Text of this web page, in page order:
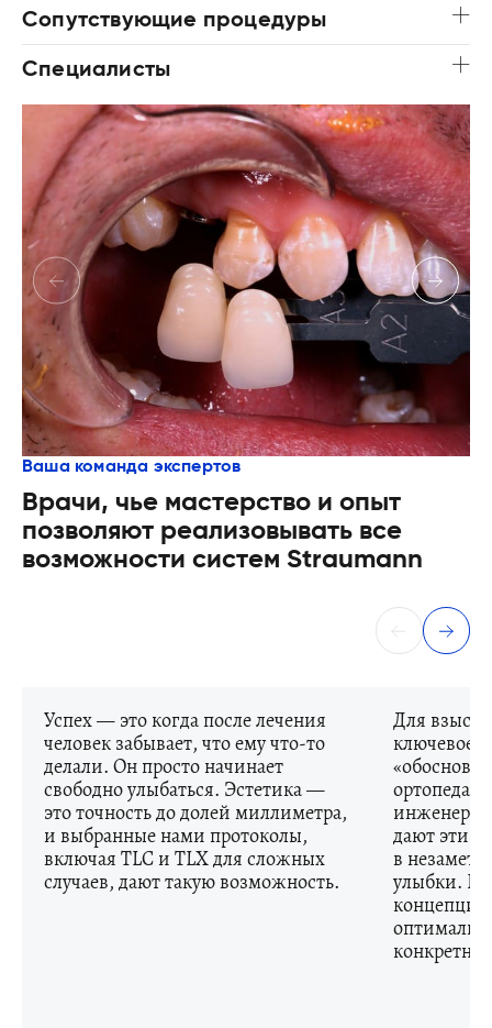
Сопутствующие процедуры
Специалисты
Ваша команда экспертов
Врачи, чье мастерство и опыт
позволяют реализовывать все
возможности систем Straumann
Успех — это когда после лечения
человек забывает, что ему что-то
делали. Он просто начинает
свободно улыбаться. Эстетика —
это точность до долей миллиметра,
и выбранные нами протоколы,
включая TLC и TLX для сложных
случаев, дают такую возможность.
Для
ключевое
ортопеда
дают эти
в
улыбки.